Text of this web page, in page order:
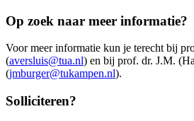
Op zoek naar meer informatie?
Voor meer informatie kun je terecht bij
(aversluis@tua.nl) en bij prof. dr. J.M.
(jmburger@tukampen.nl).
Solliciteren?